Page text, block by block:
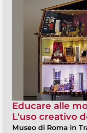
Educare alle
L'uso creativo
Museo di Roma in